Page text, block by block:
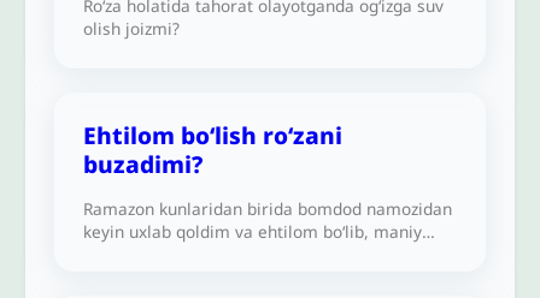
Ro‘za holatida tahorat olayotganda og‘izga suv
olish joizmi?
Ehtilom bo‘lish ro‘zani
buzadimi?
Ramazon kunlaridan birida bomdod namozidan
keyin uxlab qoldim va ehtilom bo‘lib, maniy